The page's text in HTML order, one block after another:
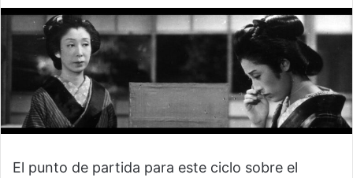
El punto de partida para este ciclo sobre el